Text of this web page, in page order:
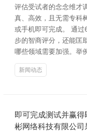
评估受试者的念念维才
真、高效，且无需专科
或手机即可完成。 通
步的智商评分，还能匡
哪些领域需要加强。举
新闻动态
即可完成测试并赢
彬网络科技有限公司